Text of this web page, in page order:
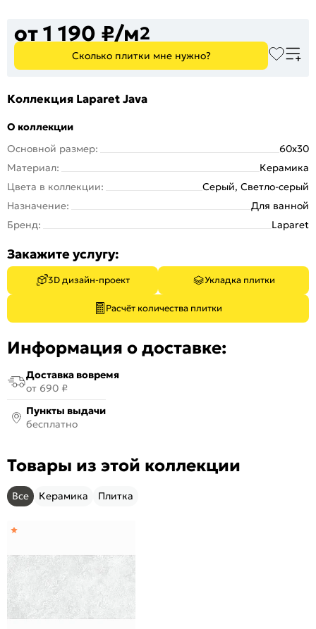
от 1 190 ₽/м2
Сколько плитки мне нужно?
Коллекция Laparet Java
О коллекции
Основной размер:
60x30
Материал:
Керамика
Цвета в коллекции:
Серый, Светло-серый
Назначение:
Для ванной
Бренд:
Laparet
Закажите услугу:
3D дизайн-проект Укладка плитки
Расчёт количества плитки
Информация о доставке:
Доставка вовремя
от 690 ₽
Пункты выдачи
бесплатно
Товары из этой коллекции
Все Керамика Плитка